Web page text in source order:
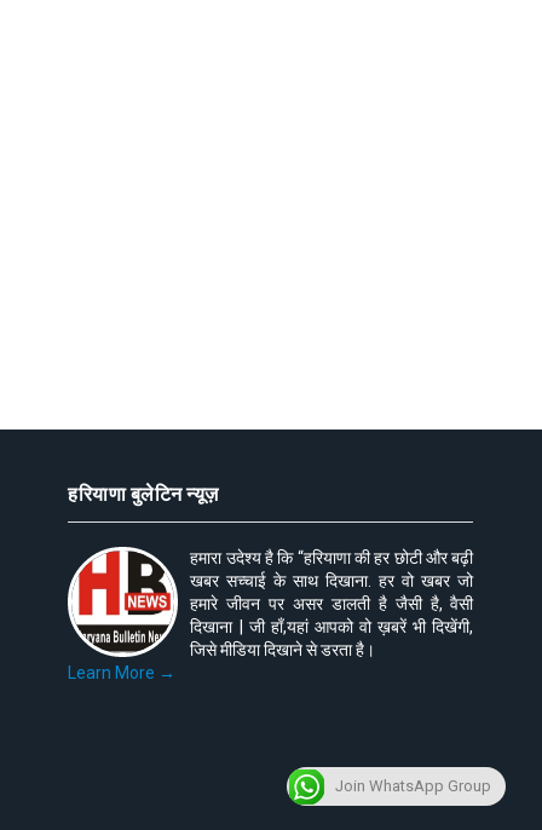
हरियाणा बुलेटिन न्यूज़
हमारा उदेश्य है कि “हरियाणा की हर छोटी और बढ़ी
खबर सच्चाई के साथ दिखाना. हर वो खबर जो
हमारे जीवन पर असर डालती है जैसी है, वैसी
दिखाना | जी हाँ,यहां आपको वो ख़बरें भी दिखेंगी,
जिसे मीडिया दिखाने से डरता है।
Learn More →
Join WhatsApp Group